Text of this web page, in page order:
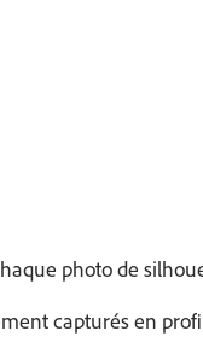
photo de
capturés en